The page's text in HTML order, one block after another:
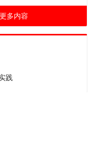
多内容
践